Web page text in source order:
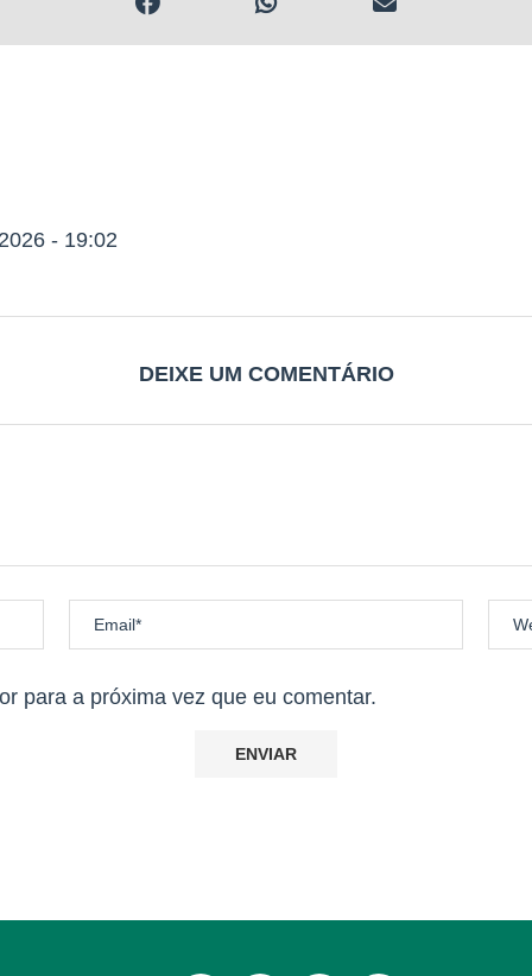
(a) atleta inscrito mediante apresentação do documento de
dos atletas acima de 60 anos para a retirada do kit. Atletas
por terceiros: apresentar documento oficial do atleta inscrito,
com número de inscrição que concluírem o percurso,
- 19:02
DEIXE UM COMENTÁRIO
para a próxima vez que eu comentar.